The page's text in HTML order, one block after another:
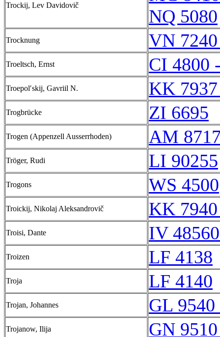
Trockij, Lev Davidovič
NQ 5080
Trocknung VN
Troeltsch, Ernst CI 4800
Troepolʹskij, Gavriil N. KK
Trogbrücke ZI 6695
Trogen (Appenzell Ausserrhoden) AM
Tröger, Rudi LI 90255
Trogons WS 4500
Troickij, Nikolaj Aleksandrovič KK
Troisi, Dante IV
Troizen LF 4138
Troja LF 4140
Trojan, Johannes GL
Trojanow, Ilija GN